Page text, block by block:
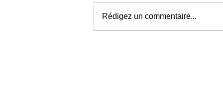
Rédigez un commentaire...